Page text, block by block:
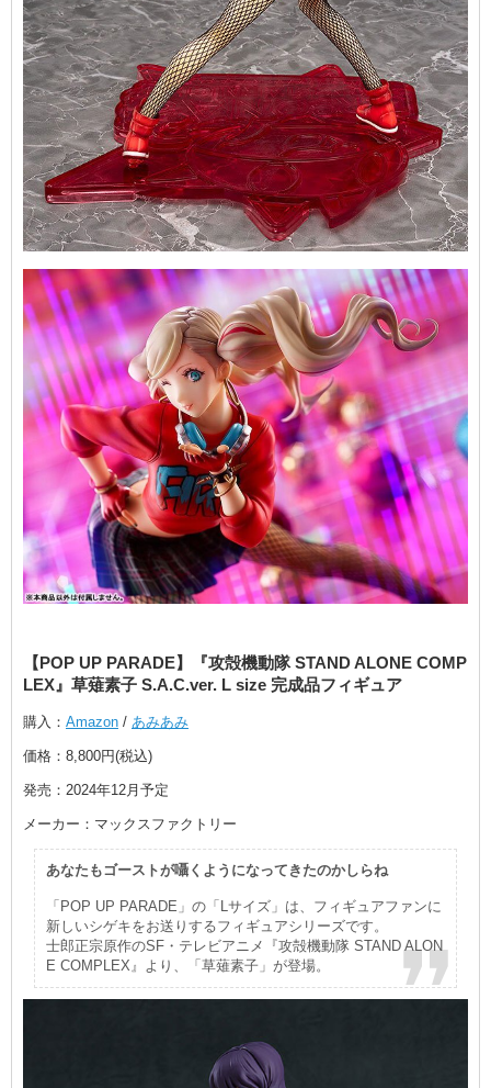
【POP UP PARADE】『攻殻機動隊 STAND ALONE COMP
LEX』草薙素子 S.A.C.ver. L size 完成品フィギュア
購入： Amazon / あみあみ
価格：8,800円(税込)
発売：2024年12月予定
メーカー：マックスファクトリー
あなたもゴーストが囁くようになってきたのかしらね
「POP UP PARADE」の「Lサイズ」は、フィギュアファンに
新しいシゲキをお送りするフィギュアシリーズです。
士郎正宗原作のSF・テレビアニメ『攻殻機動隊 STAND ALON
E COMPLEX』より、「草薙素子」が登場。